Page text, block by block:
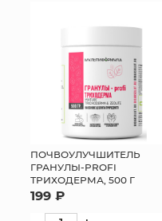
ПОЧВОУЛУЧШИТЕЛЬ
ГРАНУЛЫ-PROFI
ТРИХОДЕРМА, 500 Г
199 ₽